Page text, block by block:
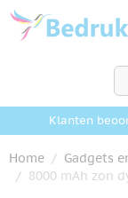
Ga naar de inhoud
Klanten
Home / Gadgets
/ 8000 mAh zon